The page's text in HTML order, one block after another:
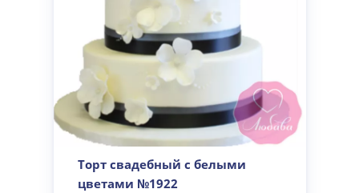
Торт свадебный с белыми
цветами №1922